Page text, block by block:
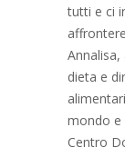
tutti e ci
dieta e
mondo e
Centro